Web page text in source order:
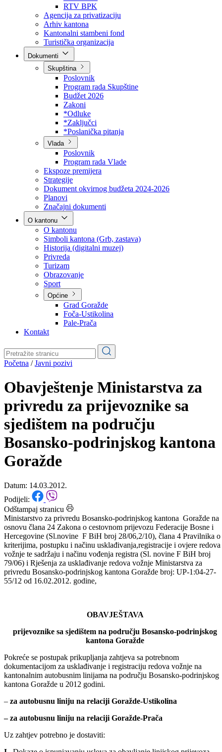
Direkcija za šumarstvo
Javna preduzeća
BPK šume
RTV BPK
Agencija za privatizaciju
Arhiv kantona
Kantonalni stambeni fond
Turistička organizacija
Skupština
Poslovnik
Program rada Skupštine
Budžet 2026
Zakoni
*Odluke
*Zaključci
*Poslanička pitanja
Vlada
Poslovnik
Program rada Vlade
Ekspoze premijera
Strategije
Dokument okvirnog budžeta 2024-2026
Planovi
Značajni dokumenti
O kantonu
O kantonu
Simboli kantona (Grb, zastava)
Historija (digitalni muzej)
Privreda
Turizam
Obrazovanje
Općine
Pale-Prača
Kontakt
Početna/Javni pozivi
Obavještenje Ministarstva za
privredu za prijevoznike sa
sjedištem na području
Bosansko-podrinjskog kantona
Goražde
Datum: 14.03.2012.
Podijeli:
Odštampaj stranicu
Ministarstvo za privredu Bosansko-podrinjskog kantona Goražde na
osnovu člana 24 Zakona o cestovnom prijevozu Federacije Bosne i
Hercegovine (Sl.novine F BiH broj 28/06,2/10), člana 4 Pravilnika o
kriterijima, postupku i načinu usklađivanja,registracije i ovjere redova
vožnje te sadržaju i načinu vođenja registra (Sl. novine F BiH broj
OBAVJEŠTAVA
prijevoznike sa sjedištem na području Bosansko-podrinjskog
kantona Goražde
Pokreće se postupak prikupljanja zahtjeva sa potrebnom
kantonalnim autobusnim linijama na području Bosansko-podrinjskog